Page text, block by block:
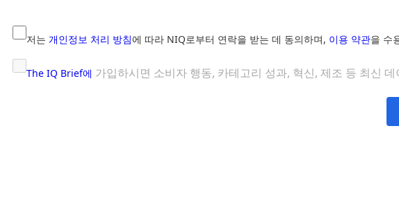
저는 개인정보 처리 방침에 따라 NIQ로부터 연락을 받는 데 동의하며, 이용 약관을 수
The IQ Brief에 가입하시면 소비자 행동, 카테고리 성과, 혁신, 제조 등 최신